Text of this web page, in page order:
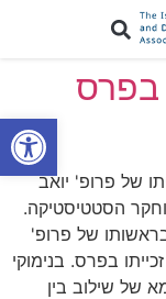
פתח
בפרס
של פרופ' יואב
הסטטיסטיקה.
של פרופ'
בפרס. בנימוקי
של שילוב בין